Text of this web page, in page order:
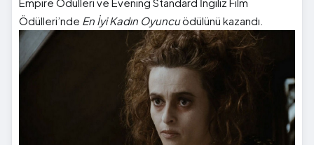
Ödülleri’nde En İyi Kadın Oyuncuödülünü kazandı.